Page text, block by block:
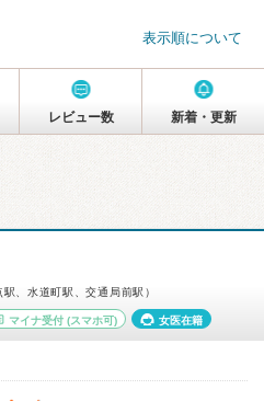
表示順について
レビュー数 新着・更新
、水道町駅、交通局前駅）
マイナ受付 (スマホ可) 女医在籍